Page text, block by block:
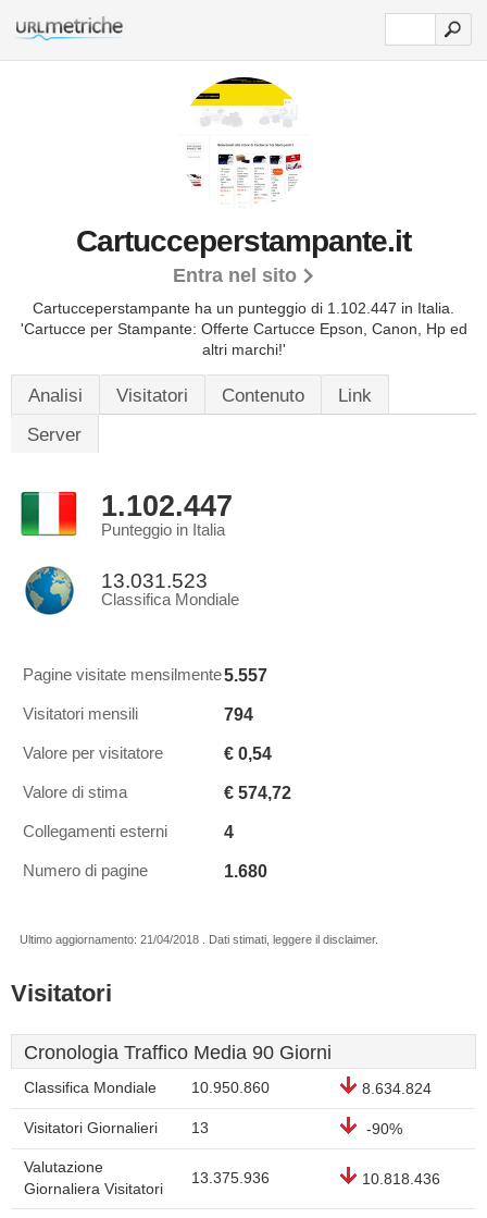
Cartucceperstampante.it
Entra nel sito
Cartucceperstampante ha un punteggio di 1.102.447 in Italia.
'Cartucce per Stampante: Offerte Cartucce Epson, Canon, Hp ed
altri marchi!'
Analisi Visitatori Contenuto
Link
Server
1.102.447
Punteggio in Italia
13.031.523
Classifica Mondiale
Pagine visitate mensilmente5.557
Visitatori mensili 794
Valore per visitatore € 0,54
Valore di stima € 574,72
Collegamenti esterni 4
Numero di pagine 1.680
Ultimo aggiornamento: 21/04/2018 . Dati stimati, leggere il disclaimer.
Visitatori
Cronologia Traffico Media 90 Giorni
Classifica Mondiale 10.950.860 8.634.824
Visitatori Giornalieri 13 -90%
Valutazione
Giornaliera Visitatori
13.375.936 10.818.436